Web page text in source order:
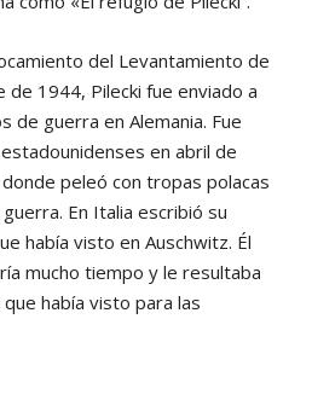
del Levantamiento de
1944, Pilecki fue enviado a
de guerra en Alemania. Fue
en abril de
peleó con tropas polacas
En Italia escribió su
había visto en Auschwitz. Él
mucho tiempo y le resultaba
había visto para las